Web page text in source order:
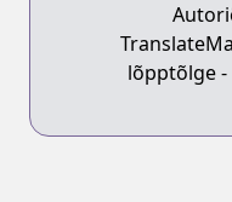
lõpptõlge -